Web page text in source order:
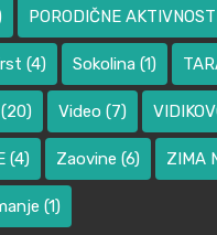
PORODIČNE
(4) Sokolina (1)
(20) Video (7)
(4) Zaovine (6) ZIMA
(1)